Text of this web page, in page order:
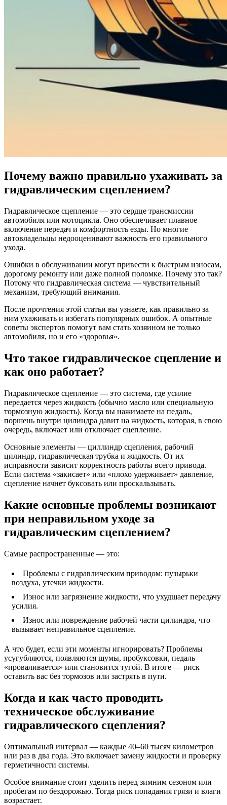
Почему важно правильно ухаживать за
гидравлическим сцеплением?
Гидравлическое сцепление — это сердце трансмиссии
автомобиля или мотоцикла. Оно обеспечивает плавное
включение передач и комфортность езды. Но многие
автовладельцы недооценивают важность его правильного
ухода.
Ошибки в обслуживании могут привести к быстрым износам,
дорогому ремонту или даже полной поломке. Почему это так?
Потому что гидравлическая система — чувствительный
механизм, требующий внимания.
После прочтения этой статьи вы узнаете, как правильно за
ним ухаживать и избегать популярных ошибок. А опытные
советы экспертов помогут вам стать хозяином не только
автомобиля, но и его «здоровья».
Что такое гидравлическое сцепление и
как оно работает?
Гидравлическое сцепление — это система, где усилие
передается через жидкость (обычно масло или специальную
тормозную жидкость). Когда вы нажимаете на педаль,
поршень внутри цилиндра давит на жидкость, которая, в свою
очередь, включает или отключает сцепление.
Основные элементы — циллиндр сцепления, рабочий
цилиндр, гидравлическая трубка и жидкость. От их
исправности зависит корректность работы всего привода.
Если система «закисает» или «плохо удерживает» давление,
сцепление начнет буксовать или проскальзывать.
Какие основные проблемы возникают
при неправильном уходе за
гидравлическим сцеплением?
Самые распространенные — это:
Проблемы с гидравлическим приводом: пузырьки
воздуха, утечки жидкости.
Износ или загрязнение жидкости, что ухудшает передачу
усилия.
Износ или повреждение рабочей части цилиндра, что
вызывает неправильное сцепление.
А что будет, если эти моменты игнорировать? Проблемы
усугубляются, появляются шумы, пробуксовки, педаль
«проваливается» или становится тугой. В итоге — риск
оставить вас без тормозов или застрять в пути.
Когда и как часто проводить
техническое обслуживание
гидравлического сцепления?
Оптимальный интервал — каждые 40–60 тысяч километров
или раз в два года. Это включает замену жидкости и проверку
герметичности системы.
Особое внимание стоит уделить перед зимним сезоном или
пробегам по бездорожью. Тогда риск попадания грязи и влаги
возрастает. ️